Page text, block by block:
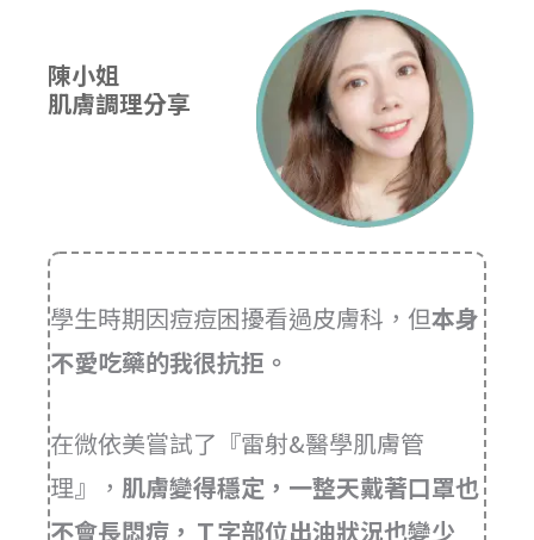
陳小姐
肌膚調理分享
學生時期因痘痘困擾看過皮膚科，但本身
不愛吃藥的我很抗拒。
在微依美嘗試了『雷射&醫學肌膚管
理』， 肌膚變得穩定，一整天戴著口罩也
不會長悶痘，Ｔ字部位出油狀況也變少